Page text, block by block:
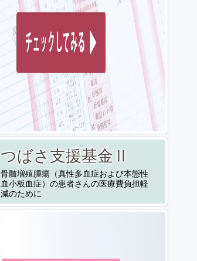
つばさ支援基金Ⅱ
骨髄増殖腫瘍（真性多血症および本態性
血小板血症）の患者さんの医療費負担軽
減のために